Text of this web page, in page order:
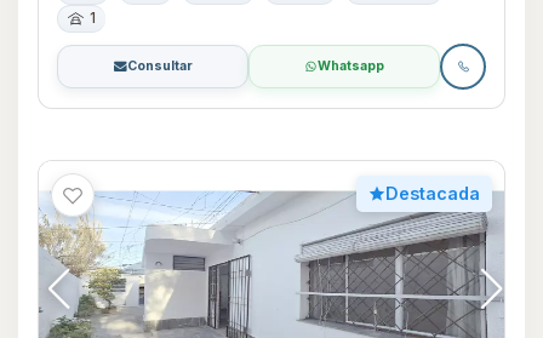
1
Consultar Whatsapp
Destacada